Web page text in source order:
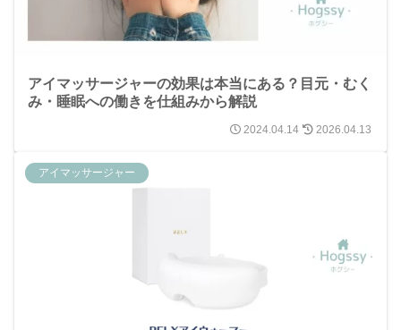
アイマッサージャーの効果は本当にある？目元・むく
み・睡眠への働きを仕組みから解説
2024.04.14 2026.04.13
アイマッサージャー